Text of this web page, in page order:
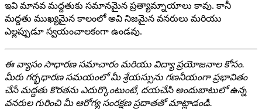
ఇవి మానవ మద్దతుకు సమానమైన ప్రత్యామ్నాయాలు కావు. కానీ
మద్దతు ముఖ్యమైన కాలంలో అవి నిజమైన వనరులు మరియు
ఎల్లప్పుడూ స్వయంచాలకంగా ఉండవు.
ఈ వ్యాసం సాధారణ సమాచారం మరియు విద్యా ప్రయోజనాల కోసం.
మీరు గర్భధారణ సమయంలో మీ శ్రేయస్సును గణనీయంగా ప్రభావితం
చేసే మద్దతు కొరతను ఎదుర్కొంటుంటే, దయచేసి అందుబాటులో ఉన్న
వనరుల గురించి మీ ఆరోగ్య సంరక్షణ ప్రదాతతో మాట్లాడండి.